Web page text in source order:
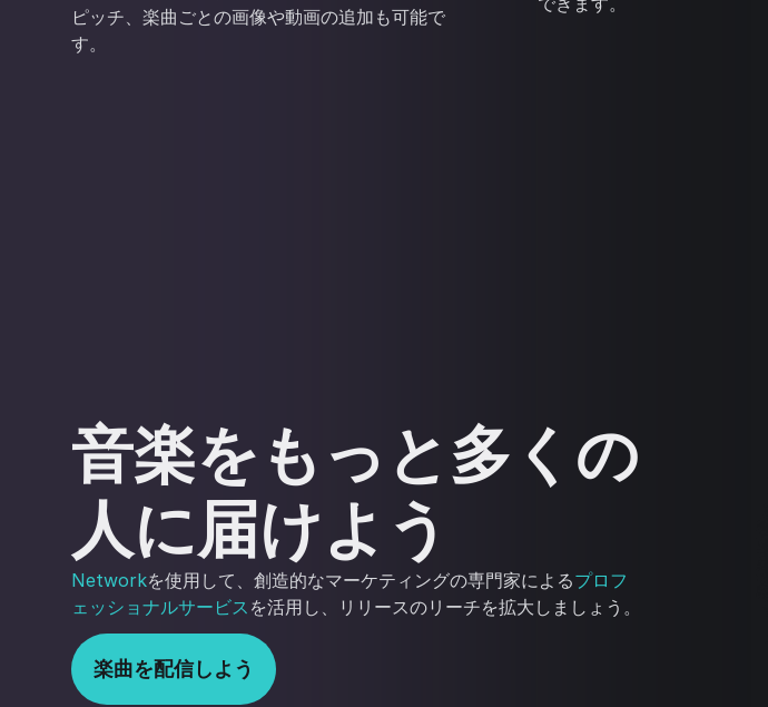
ピッチ、楽曲ごとの画像や動画の追加も可能で
す。
音楽をもっと多くの
人に届けよう
Networkを使用して、創造的なマーケティングの専門家によるプロフ
ェッショナルサービス を活用し、リリースのリーチを拡大しましょう。
楽曲を配信しよう